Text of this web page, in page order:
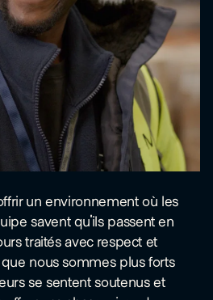
un environnement où les
savent qu'ils passent en
traités avec respect et
nous sommes plus forts
se sentent soutenus et